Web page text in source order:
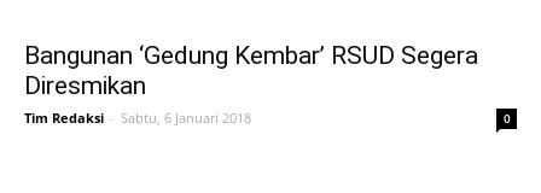
Bangunan ‘Gedung Kembar’ RSUD Segera
Diresmikan
Tim Redaksi - Sabtu, 6 Januari 2018 0